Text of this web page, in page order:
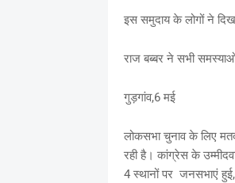
इस समुदाय के लोगों ने
राज बब्बर ने सभी
गुड़गांव,6 मई
लोकसभा चुनाव के लिए
रही है। कांग्रेस के
4 स्थानों पर जनसभाएं